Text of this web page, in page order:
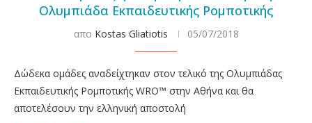
Ολυμπιάδα Εκπαιδευτικής Ρομποτικής
απο Kostas Gliatiotis 05/07/2018
Δώδεκα ομάδες αναδείχτηκαν στον τελικό της Ολυμπιάδας
Εκπαιδευτικής Ρομποτικής WRO™ στην Αθήνα και θα
αποτελέσουν την ελληνική αποστολή